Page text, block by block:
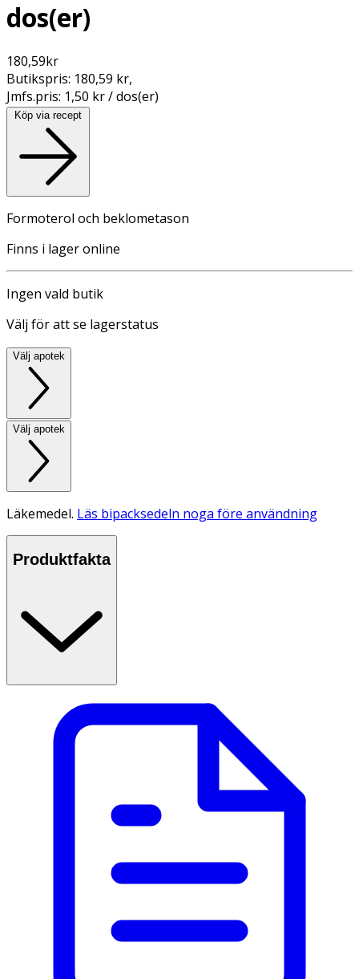
dos(er)
180,59kr
Butikspris: 180,59 kr,
Jmfs.pris: 1,50 kr / dos(er)
Köp via recept
Formoterol och beklometason
Finns i lager online
Ingen vald butik
Välj för att se lagerstatus
Välj apotek
Välj apotek
Läkemedel. Läs bipacksedeln noga före användning
Produktfakta